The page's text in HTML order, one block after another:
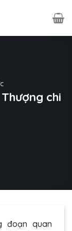
chi
đoạn quan